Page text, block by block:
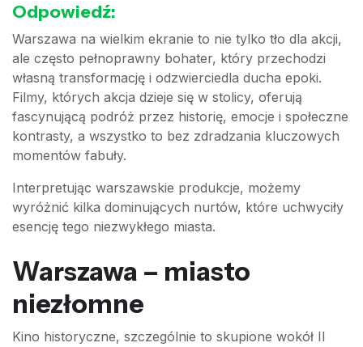
Odpowiedź:
Warszawa na wielkim ekranie to nie tylko tło dla akcji,
ale często pełnoprawny bohater, który przechodzi
własną transformację i odzwierciedla ducha epoki.
Filmy, których akcja dzieje się w stolicy, oferują
fascynującą podróż przez historię, emocje i społeczne
kontrasty, a wszystko to bez zdradzania kluczowych
momentów fabuły.
Interpretując warszawskie produkcje, możemy
wyróżnić kilka dominujących nurtów, które uchwyciły
esencję tego niezwykłego miasta.
Warszawa – miasto
niezłomne
Kino historyczne, szczególnie to skupione wokół II